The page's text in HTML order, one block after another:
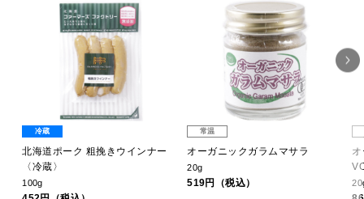
冷蔵
北海道ポーク 粗挽きウインナー
〈冷蔵〉
100g
常温
オーガニックガラムマサラ
20g
519円（税込）